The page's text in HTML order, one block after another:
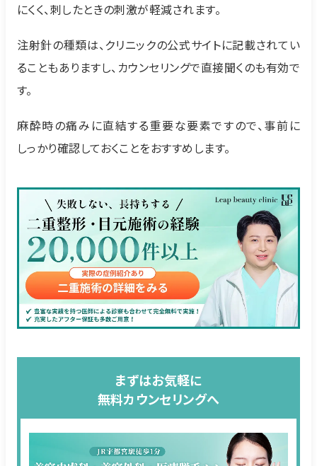
にくく、刺したときの刺激が軽減されます。
注射針の種類は、クリニックの公式サイトに記載されてい
ることもありますし、カウンセリングで直接聞くのも有効で
す。
麻酔時の痛みに直結する重要な要素ですので、事前に
しっかり確認しておくことをおすすめします。
まずはお気軽に
無料カウンセリングへ